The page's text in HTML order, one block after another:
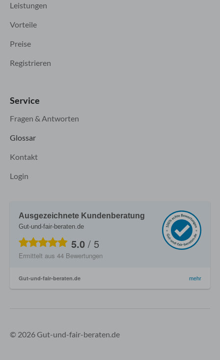
Leistungen
Vorteile
Preise
Registrieren
Service
Fragen & Antworten
Glossar
Kontakt
Login
Ausgezeichnete Kundenberatung
Gut-und-fair-beraten.de
5.0/ 5
Ermittelt aus 44 Bewertungen
Gut-und-fair-beraten.de mehr
© 2026 Gut-und-fair-beraten.de